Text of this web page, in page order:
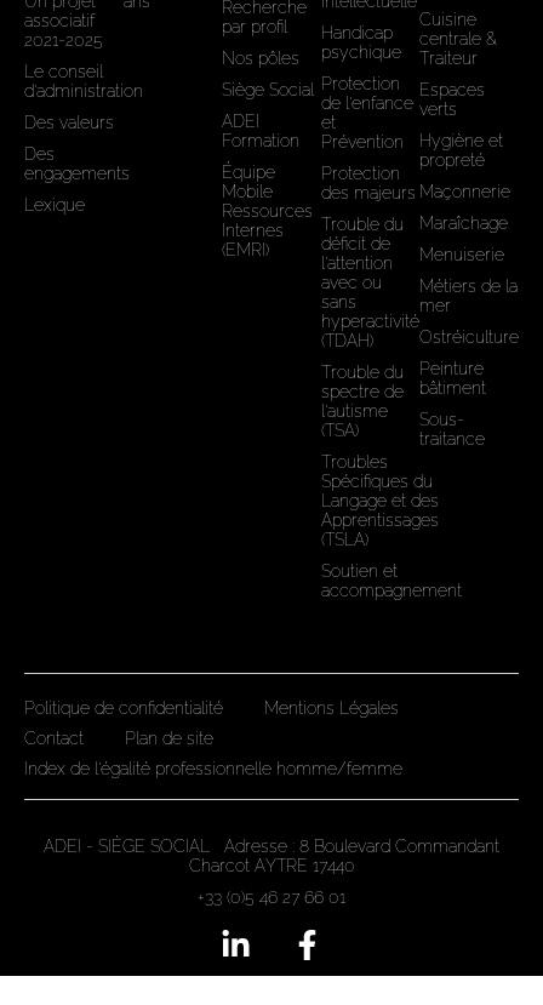
associatif
2021-2025
Le conseil
d'administration
Des valeurs
Des
engagements
Lexique
Recherche
par profil
Nos pôles
Siège Social
ADEI
Formation
Équipe
Mobile
Ressources
Internes
(EMRI)
Handicap
psychique
Protection
de l'enfance
et
Prévention
Protection
des majeurs
Trouble du
déficit de
l’attention
avec ou
sans
hyperactivité
(TDAH)
Trouble du
spectre de
l'autisme
(TSA)
Troubles
Spécifiques du
Langage et des
Apprentissages
(TSLA)
Soutien et
accompagnement
Cuisine
centrale &
Traiteur
Espaces
verts
Hygiène et
propreté
Maçonnerie
Maraîchage
Menuiserie
Métiers de la
mer
Ostréiculture
Peinture
bâtiment
Sous-
traitance
Politique de confidentialité
Mentions Légales
Contact
Plan de site
Index de l'égalité professionnelle homme/femme
ADEI - SIÈGE SOCIAL Adresse : 8 Boulevard Commandant
Charcot AYTRE 17440
+33 (0)5 46 27 66 01